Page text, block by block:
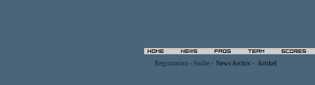
Registration - Suche - News Archiv - Artikel